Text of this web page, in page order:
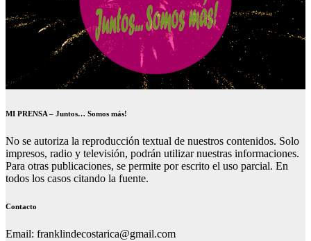
MI PRENSA – Juntos… Somos más!
No se autoriza la reproducción textual de nuestros contenidos. Solo
impresos, radio y televisión, podrán utilizar nuestras informaciones.
Para otras publicaciones, se permite por escrito el uso parcial. En
todos los casos citando la fuente.
Contacto
Email: franklindecostarica@gmail.com